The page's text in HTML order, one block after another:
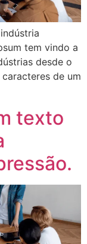
tem vindo a
desde o
de um
texto